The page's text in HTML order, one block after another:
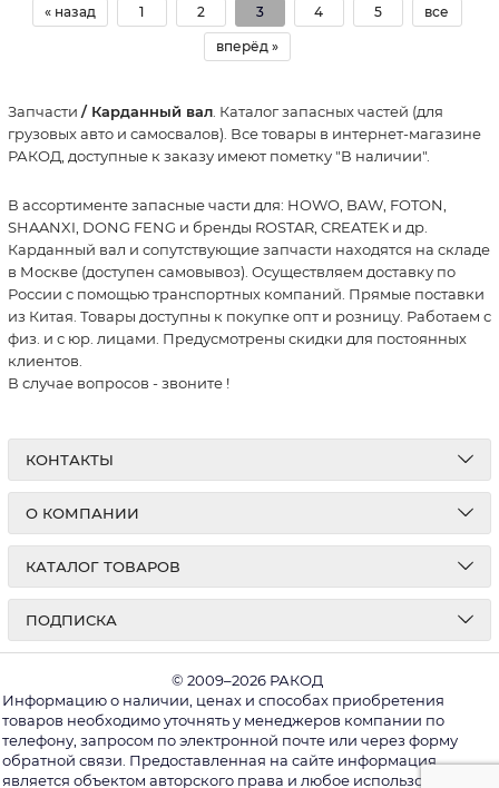
« назад 1 2 3 4 5 все
вперёд »
Запчасти / Карданный вал . Каталог запасных частей (для
грузовых авто и самосвалов). Все товары в интернет-магазине
РАКОД, доступные к заказу имеют пометку "В наличии".
В ассортименте запасные части для: HOWO, BAW, FOTON,
SHAANXI, DONG FENG и бренды ROSTAR, CREATEK и др.
Карданный вал и сопутствующие запчасти находятся на складе
в Москве (доступен самовывоз). Осуществляем доставку по
России с помощью транспортных компаний. Прямые поставки
из Китая. Товары доступны к покупке опт и розницу. Работаем с
физ. и с юр. лицами. Предусмотрены скидки для постоянных
клиентов.
В случае вопросов - звоните !
КОНТАКТЫ
О КОМПАНИИ
КАТАЛОГ ТОВАРОВ
ПОДПИСКА
© 2009–2026 РАКОД
Информацию о наличии, ценах и способах приобретения
товаров необходимо уточнять у менеджеров компании по
телефону, запросом по электронной почте или через форму
обратной связи. Предоставленная на сайте информация
является объектом авторского права и любое использование